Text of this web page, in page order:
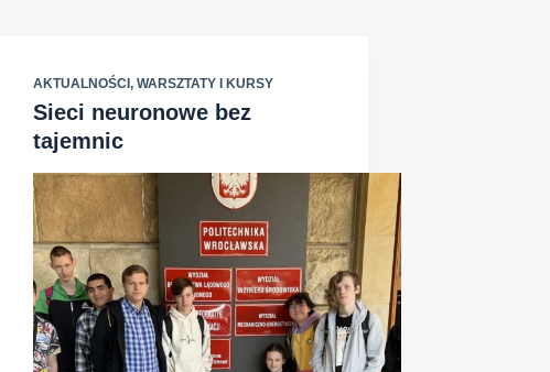
AKTUALNOŚCI , WARSZTATY I KURSY
Sieci neuronowe bez
tajemnic